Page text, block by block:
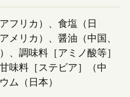
フリカ）、食塩（日
メリカ）、醤油（中国、
、調味料［アミノ酸等］
味料［ステビア］（中
ム（日本）